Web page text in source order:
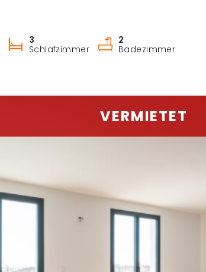
3
Schlafzimmer
2
Badezimmer
VERMIETET